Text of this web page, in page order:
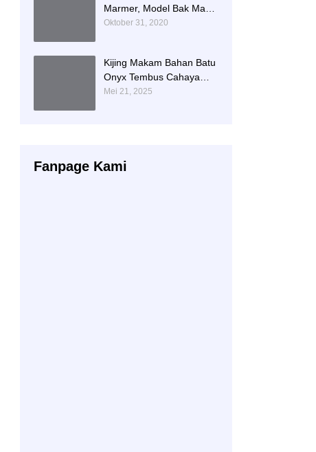
Marmer, Model Bak Mandi
Kotak, Bak Mandi Teraso
Oktober 31, 2020
Kijing Makam Bahan Batu
Onyx Tembus Cahaya
Model 2 Tingkat Nisan
Mei 21, 2025
Fanpage Kami